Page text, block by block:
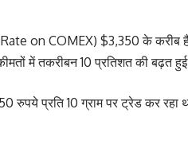
on COMEX) $3,350 के करीब
में तकरीबन 10 प्रतिशत की बढ़त
रुपये प्रति 10 ग्राम पर ट्रेड कर रहा